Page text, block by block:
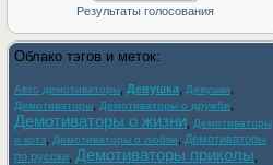
Облако тэгов и меток:
Авто демотиваторы Девушка Девушки
Демотиваторы Демотиваторы о дружбе
Демотиваторы о жизни
Демотиваторы
о котэ
Демотиваторы о любви
Демотиваторы
по русски Демотиваторы приколы